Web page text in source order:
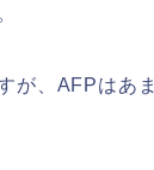
が、AFPはあま